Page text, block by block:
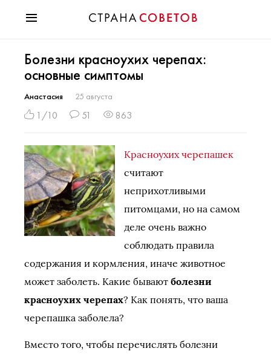
Мода
Звезды
Гороскопы
Здоровье
Хобби
Разное
Праздники
Болезни красноухих черепах:
основные симптомы
Анастасия 25 августа
1/10 51 863
Красноухих черепашек
считают
неприхотливыми
питомцами, но на самом
деле очень важно
соблюдать правила
содержания и кормления, иначе животное
может заболеть. Какие бывают болезни
красноухих черепах? Как понять, что ваша
черепашка заболела?
Вместо того, чтобы перечислять болезни